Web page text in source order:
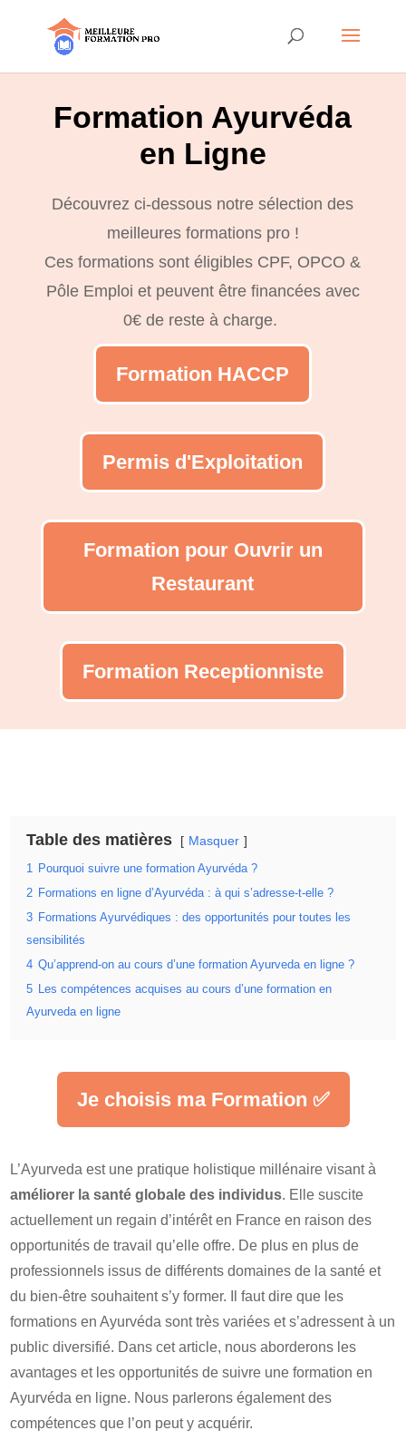
Formation Ayurvéda
en Ligne
Découvrez ci-dessous notre sélection des
meilleures formations pro !
Ces formations sont éligibles CPF, OPCO &
Pôle Emploi et peuvent être financées avec
0€ de reste à charge.
Formation HACCP
Permis d'Exploitation
Formation pour Ouvrir un
Restaurant
Formation Receptionniste
Table des matières Masquer
1 Pourquoi suivre une formation Ayurvéda ?
2 Formations en ligne d’Ayurvéda : à qui s’adresse-t-elle ?
3 Formations Ayurvédiques : des opportunités pour toutes les
sensibilités
4 Qu’apprend-on au cours d’une formation Ayurveda en ligne ?
5 Les compétences acquises au cours d’une formation en
Ayurveda en ligne
Je choisis ma Formation ✅
L’Ayurveda est une pratique holistique millénaire visant à
améliorer la santé globale des individus. Elle suscite
actuellement un regain d’intérêt en France en raison des
opportunités de travail qu’elle offre. De plus en plus de
professionnels issus de différents domaines de la santé et
du bien-être souhaitent s’y former. Il faut dire que les
formations en Ayurvéda sont très variées et s’adressent à un
public diversifié. Dans cet article, nous aborderons les
avantages et les opportunités de suivre une formation en
Ayurvéda en ligne. Nous parlerons également des
compétences que l’on peut y acquérir.